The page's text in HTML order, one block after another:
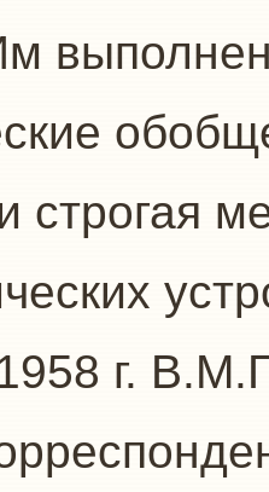
строгая
г.